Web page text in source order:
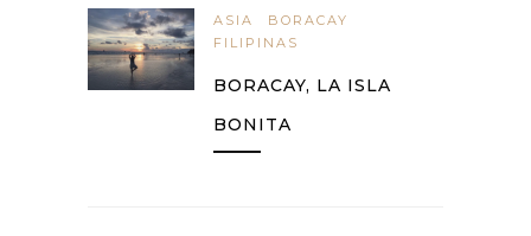
ASIA
BORACAY
FILIPINAS
BORACAY, LA ISLA
BONITA